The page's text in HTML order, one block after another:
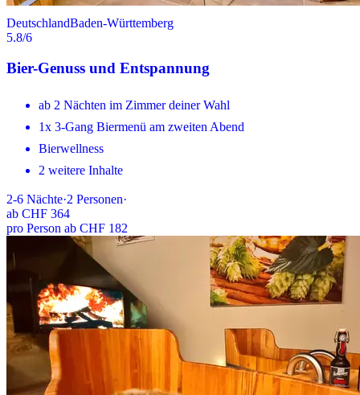
DeutschlandBaden-Württemberg
5.8/6
Bier-Genuss und Entspannung
ab 2 Nächten im Zimmer deiner Wahl
1x 3-Gang Biermenü am zweiten Abend
Bierwellness
2 weitere Inhalte
2-6 Nächte·2 Personen·
ab CHF 364
pro Person ab CHF 182